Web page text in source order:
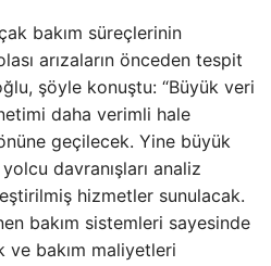
bakım süreçlerinin
arızaların önceden tespit
şöyle konuştu: “Büyük veri
daha verimli hale
geçilecek. Yine büyük
davranışları analiz
hizmetler sunulacak.
bakım sistemleri sayesinde
ve bakım maliyetleri